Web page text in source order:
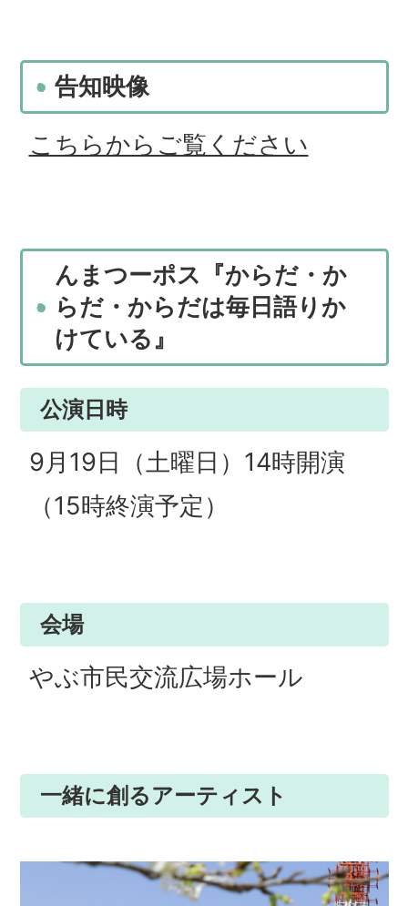
告知映像
こちらからご覧ください
んまつーポス『からだ・か
らだ・からだは毎日語りか
けている』
公演日時
9月19日（土曜日）14時開演
（15時終演予定）
会場
やぶ市民交流広場ホール
一緒に創るアーティスト